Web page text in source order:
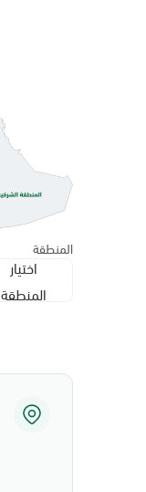
المنطقة
اختيار
المنطقة